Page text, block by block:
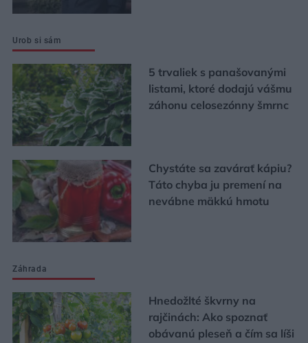
Urob si sám
5 trvaliek s panašovanými
listami, ktoré dodajú vášmu
záhonu celosezónny šmrnc
Chystáte sa zavárať kápiu?
Táto chyba ju premení na
nevábne mäkkú hmotu
Záhrada
Hnedožlté škvrny na
rajčinách: Ako spoznať
obávanú pleseň a čím sa líši